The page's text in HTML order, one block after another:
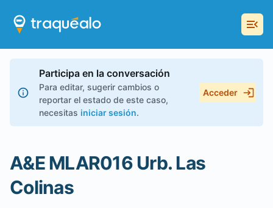
Participa en la conversación
Para editar, sugerir cambios o
reportar el estado de este caso,
necesitas iniciar sesión.
Acceder
A&E MLAR016 Urb. Las
Colinas